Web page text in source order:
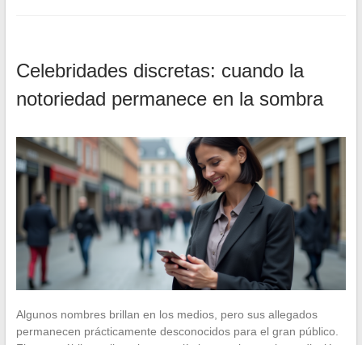
Celebridades discretas: cuando la
notoriedad permanece en la sombra
Algunos nombres brillan en los medios, pero sus allegados
permanecen prácticamente desconocidos para el gran público.